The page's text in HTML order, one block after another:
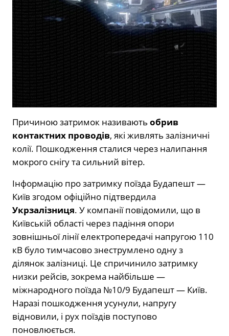
Причиною затримок називають обрив
контактних проводів, які живлять залізничні
колії. Пошкодження сталися через налипання
мокрого снігу та сильний вітер.
Інформацію про затримку поїзда Будапешт —
Київ згодом офіційно підтвердила
Укрзалізниця. У компанії повідомили, що в
Київській області через падіння опори
зовнішньої лінії електропередачі напругою 110
кВ було тимчасово знеструмлено одну з
ділянок залізниці. Це спричинило затримку
низки рейсів, зокрема найбільше —
міжнародного поїзда №10/9 Будапешт — Київ.
Наразі пошкодження усунули, напругу
відновили, і рух поїздів поступово
поновлюється.